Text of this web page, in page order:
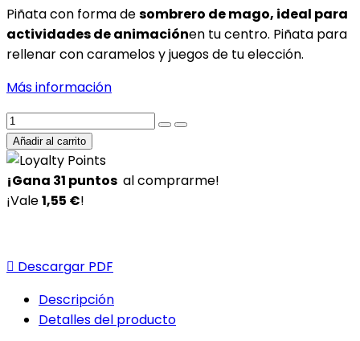
Piñata con forma desombrero de mago, ideal para
actividades de animaciónen tu centro. Piñata para
rellenar con caramelos y juegos de tu elección.
Más información
Añadir al carrito
¡Gana 31 puntos al comprarme!
¡Vale1,55 €!
 Descargar PDF
Descripción
Detalles del producto